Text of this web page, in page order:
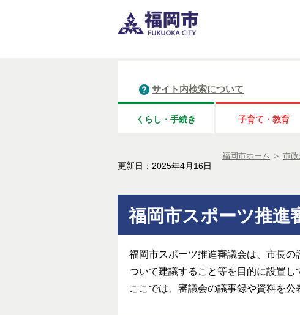
サイト内検索について
くらし・手続き 子育て・教育
福岡市ホーム ＞ 市
更新日：2025年4月16日
福岡市スポーツ推進
福岡市スポーツ推進審議会は、市長
ついて建議すること等を目的に設置し
ここでは、審議会の議事録や資料を公